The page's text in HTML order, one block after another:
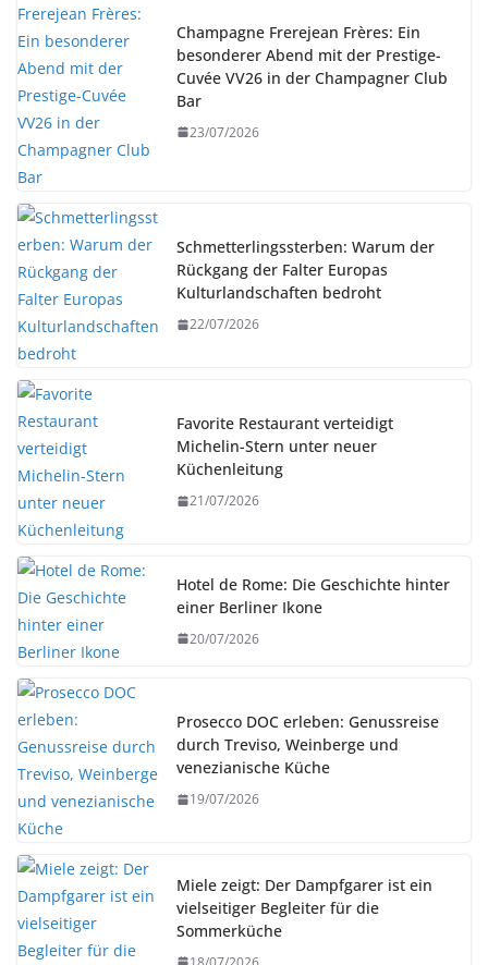
Champagne Frerejean Frères: Ein
besonderer Abend mit der Prestige-
Cuvée VV26 in der Champagner Club
Bar
23/07/2026
Schmetterlingssterben: Warum der
Rückgang der Falter Europas
Kulturlandschaften bedroht
22/07/2026
Favorite Restaurant verteidigt
Michelin-Stern unter neuer
Küchenleitung
21/07/2026
Hotel de Rome: Die Geschichte hinter
einer Berliner Ikone
20/07/2026
Prosecco DOC erleben: Genussreise
durch Treviso, Weinberge und
venezianische Küche
19/07/2026
Miele zeigt: Der Dampfgarer ist ein
vielseitiger Begleiter für die
Sommerküche